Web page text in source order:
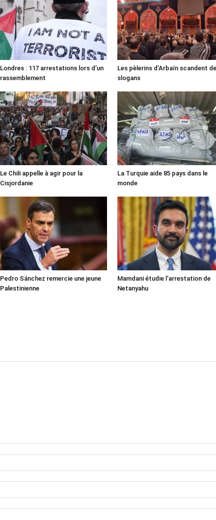
Londres : 117 arrestations lors d’un
rassemblement
Les pèlerins d’Arbaïn scandent
slogans
Le Chili appelle à agir pour la
Cisjordanie
La Turquie aide 85 pays dans le
monde
Pedro Sánchez remercie une jeune
Palestinienne
Mamdani étudie l’arrestation de
Netanyahu